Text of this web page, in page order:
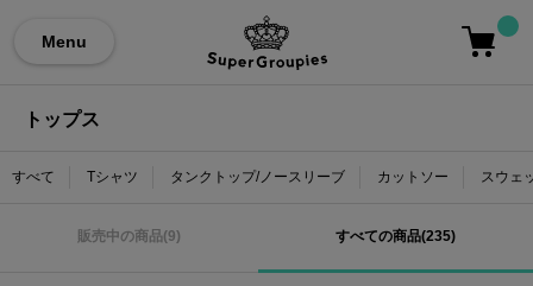
Menu
トップス
すべて Tシャツ タンクトップ/ノースリーブ カットソー スウェ
販売中の商品(9) すべての商品(235)